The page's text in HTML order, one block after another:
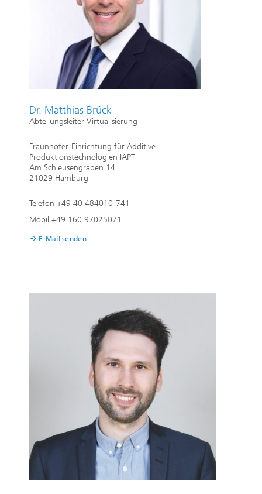
Dr. Matthias Brück
Abteilungsleiter Virtualisierung
Fraunhofer-Einrichtung für Additive
Produktionstechnologien IAPT
Am Schleusengraben 14
21029 Hamburg
Telefon +49 40 484010-741
Mobil +49 160 97025071
E-Mail senden